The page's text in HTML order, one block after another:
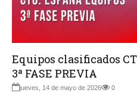
Equipos clasificados
3ª FASE PREVIA
jueves, 14 de mayo de 2026 0